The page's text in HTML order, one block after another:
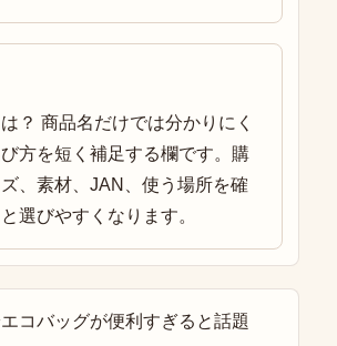
？ 商品名だけでは分かりにく
方を短く補足する欄です。購
、素材、JAN、使う場所を確
選びやすくなります。
コバッグが便利すぎると話題